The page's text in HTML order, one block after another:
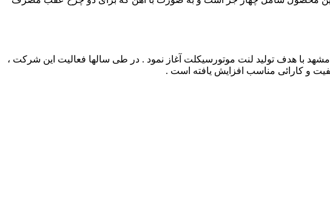
، تولید کننده انواع لنت ترمز دیسکی و کفشکی خودروهای سواری ، فعالیت خود را در سال 1374 در شهر مشهد با هدف تولید لنت موتورسیکلت آغاز نمود . در طی سالها فعالیت این شرکت ،
و کارائی مناسب افزایش یافته است .